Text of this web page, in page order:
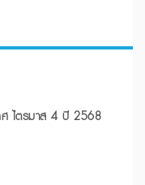
ไตรมาส 4 ปี 2568